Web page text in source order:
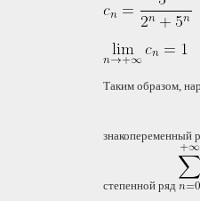
Таким образом,
знакопеременный
степенной ряд